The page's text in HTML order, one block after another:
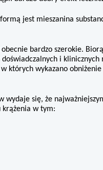
jest mieszanina
bardzo szerokie.
i
których wykazano
wydaje się, że
krążenia w tym: